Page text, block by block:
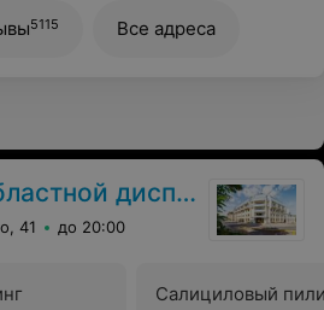
5115 Все адреса
диспансер
41 до 20:00
Салициловый